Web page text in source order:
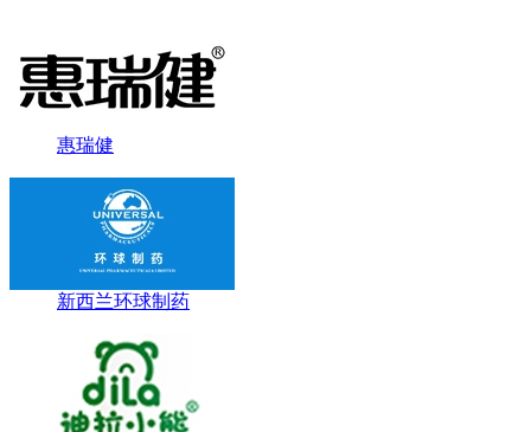
惠瑞健
新西兰环球制药